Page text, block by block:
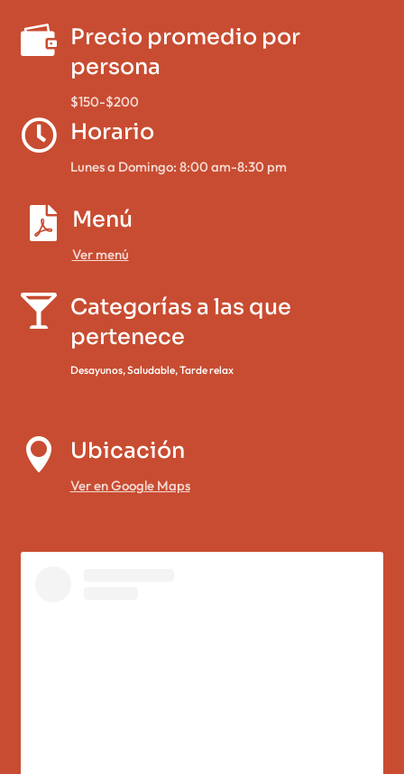
 Precio promedio por
persona
$150-$200
 Horario
Lunes a Domingo: 8:00 am-8:30 pm
 Menú
Ver menú
 Categorías a las que
pertenece
Desayunos,Saludable,Tarde relax
 Ubicación
Ver en Google Maps